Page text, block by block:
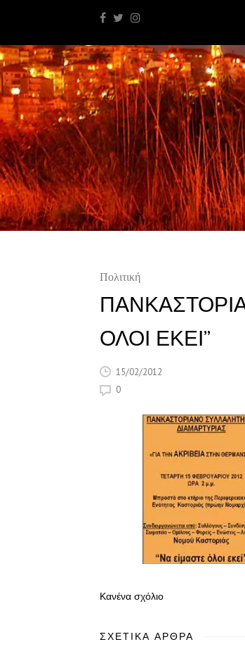
Πολιτική
ΟΛΟΙ ΕΚΕΙ”
15/02/2012
0
Κανένα σχόλιο
ΣΧΕΤΙΚΆ ΆΡΘΡΑ